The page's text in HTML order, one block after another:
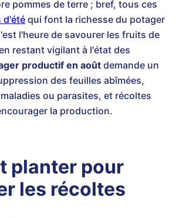
pommes de terre ; bref, tous ces
d'été qui font la richesse du potager
l'heure de savourer les fruits de
restant vigilant à l'état des
productif en août demande un
des feuilles abîmées,
ou parasites, et récoltes
la production.
planter pour
les récoltes